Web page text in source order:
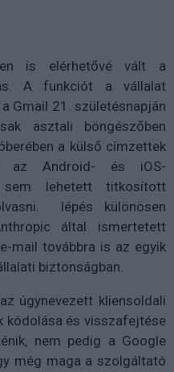
is elérhetővé vált a
A funkciót a vállalat
Gmail 21. születésnapján
asztali böngészőben
a külső címzettek
az Android- és iOS-
sem lehetett titkosított
lépés különösen
által ismertetett
mail továbbra is az egyik
biztonságban.
úgynevezett kliensoldali
kódolása és visszafejtése
nem pedig a Google
még maga a szolgáltató